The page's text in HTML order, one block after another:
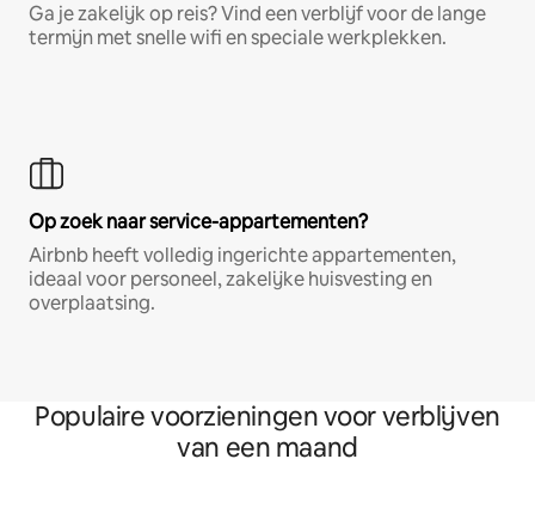
Ga je zakelijk op reis? Vind een verblijf voor de lange
termijn met snelle wifi en speciale werkplekken.
Op zoek naar service-appartementen?
Airbnb heeft volledig ingerichte appartementen,
ideaal voor personeel, zakelijke huisvesting en
overplaatsing.
Populaire voorzieningen voor verblijven
van een maand